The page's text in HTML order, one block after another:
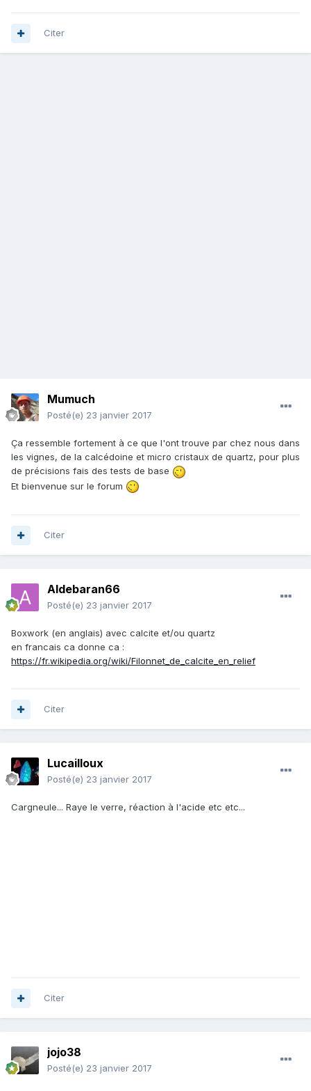
Citer
Mumuch
Posté(e) 23 janvier 2017
Ça ressemble fortement à ce que l'ont trouve par chez nous dans
les vignes, de la calcédoine et micro cristaux de quartz, pour plus
de précisions fais des tests de base
Et bienvenue sur le forum
Citer
Aldebaran66
Posté(e) 23 janvier 2017
Boxwork (en anglais) avec calcite et/ou quartz
en francais ca donne ca :
https://fr.wikipedia.org/wiki/Filonnet_de_calcite_en_relief
Citer
Lucailloux
Posté(e) 23 janvier 2017
Cargneule... Raye le verre, réaction à l'acide etc etc...
Citer
jojo38
Posté(e) 23 janvier 2017